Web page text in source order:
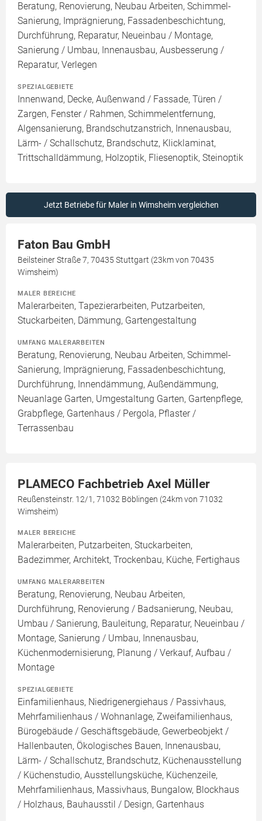
Beratung, Renovierung, Neubau Arbeiten, Schimmel-
Sanierung, Imprägnierung, Fassadenbeschichtung,
Durchführung, Reparatur, Neueinbau / Montage,
Sanierung / Umbau, Innenausbau, Ausbesserung /
Reparatur, Verlegen
SPEZIALGEBIETE
Innenwand, Decke, Außenwand / Fassade, Türen /
Zargen, Fenster / Rahmen, Schimmelentfernung,
Algensanierung, Brandschutzanstrich, Innenausbau,
Lärm- / Schallschutz, Brandschutz, Klicklaminat,
Trittschalldämmung, Holzoptik, Fliesenoptik, Steinoptik
Jetzt Betriebe für Maler in Wimsheim vergleichen
Faton Bau GmbH
Beilsteiner Straße 7, 70435 Stuttgart (23km von 70435
Wimsheim)
MALER BEREICHE
Malerarbeiten, Tapezierarbeiten, Putzarbeiten,
Stuckarbeiten, Dämmung, Gartengestaltung
UMFANG MALERARBEITEN
Beratung, Renovierung, Neubau Arbeiten, Schimmel-
Sanierung, Imprägnierung, Fassadenbeschichtung,
Durchführung, Innendämmung, Außendämmung,
Neuanlage Garten, Umgestaltung Garten, Gartenpflege,
Grabpflege, Gartenhaus / Pergola, Pflaster /
Terrassenbau
PLAMECO Fachbetrieb Axel Müller
Reußensteinstr. 12/1, 71032 Böblingen (24km von 71032
Wimsheim)
MALER BEREICHE
Malerarbeiten, Putzarbeiten, Stuckarbeiten,
Badezimmer, Architekt, Trockenbau, Küche, Fertighaus
UMFANG MALERARBEITEN
Beratung, Renovierung, Neubau Arbeiten,
Durchführung, Renovierung / Badsanierung, Neubau,
Umbau / Sanierung, Bauleitung, Reparatur, Neueinbau /
Montage, Sanierung / Umbau, Innenausbau,
Küchenmodernisierung, Planung / Verkauf, Aufbau /
Montage
SPEZIALGEBIETE
Einfamilienhaus, Niedrigenergiehaus / Passivhaus,
Mehrfamilienhaus / Wohnanlage, Zweifamilienhaus,
Bürogebäude / Geschäftsgebäude, Gewerbeobjekt /
Hallenbauten, Ökologisches Bauen, Innenausbau,
Lärm- / Schallschutz, Brandschutz, Küchenausstellung
/ Küchenstudio, Ausstellungsküche, Küchenzeile,
Mehrfamilienhaus, Massivhaus, Bungalow, Blockhaus
/ Holzhaus, Bauhausstil / Design, Gartenhaus